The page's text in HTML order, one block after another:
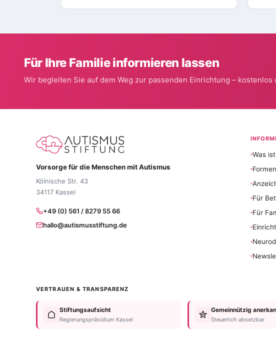
Für Ihre Familie informieren lassen
Wir begleiten Sie auf dem Weg zur passenden Einrichtung –
Vorsorge für die Menschen mit Autismus
Kölnische Str. 43
34117 Kassel
+49 (0) 561 / 8279 55 66
hallo@autismusstiftung.de
Was
Für
Für
VERTRAUEN & TRANSPARENZ
Stiftungsaufsicht
Regierungspräsidium Kassel
Gemeinnützig
Steuerlich absetzbar